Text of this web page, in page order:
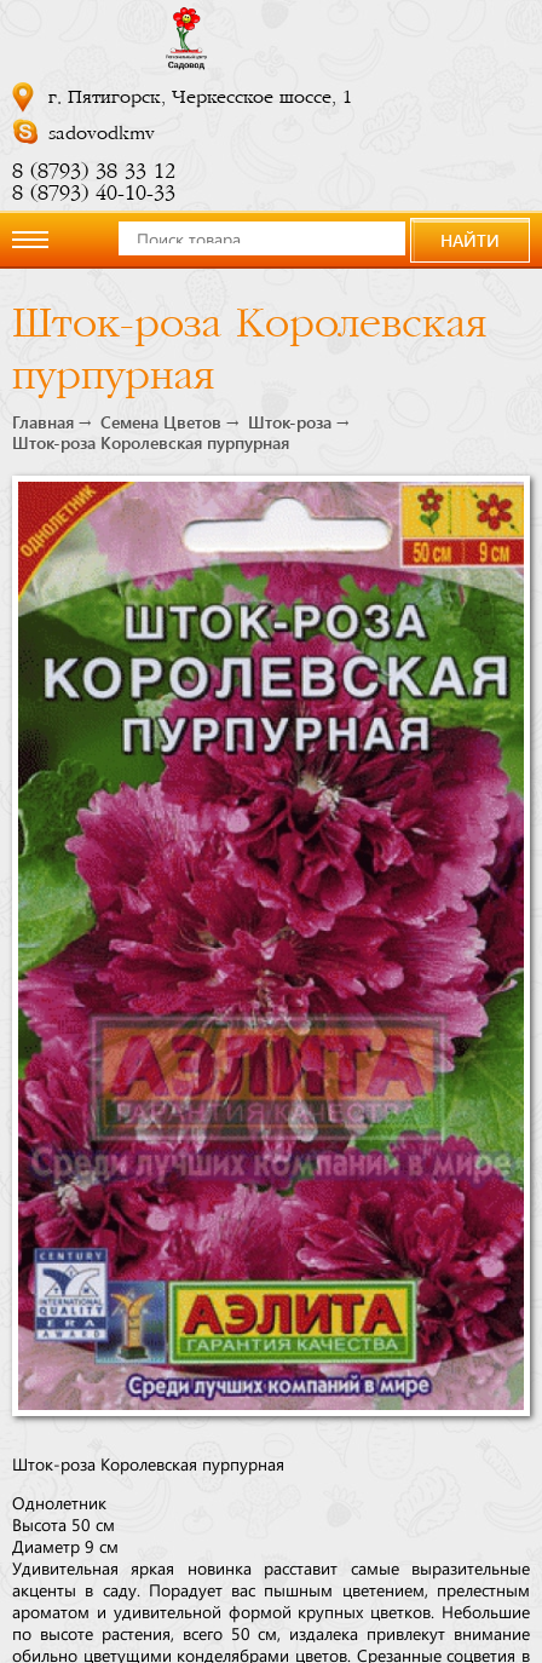
г. Пятигорск, Черкесское шоссе, 1
sadovodkmv
8 (8793) 38 33 12
8 (8793) 40-10-33
компании
Новости
Купить
сейчас
Бренды
Доставка
Оптовикам
НАЙТИ
Шток-роза Королевская
пурпурная
Главная Семена Цветов
Шток-роза
Шток-роза Королевская пурпурная
Шток-роза Королевская пурпурная
Однолетник
Высота 50 см
Диаметр 9 см
Удивительная яркая новинка расставит самые выразительные
акценты в саду. Порадует вас пышным цветением, прелестным
ароматом и удивительной формой крупных цветков. Небольшие
по высоте растения, всего 50 см, издалека привлекут внимание
обильно цветущими конделябрами цветов. Срезанные соцветия в